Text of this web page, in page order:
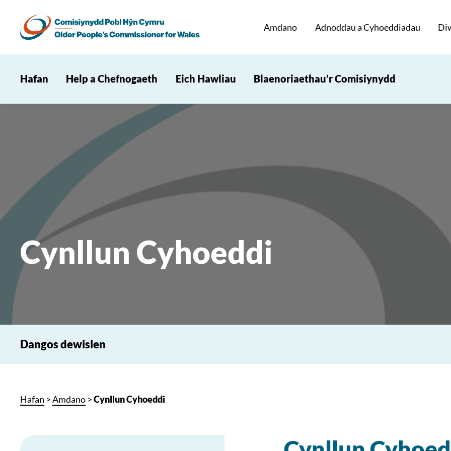
Amdano Adnoddau a Cyhoeddiadau
Hafan Help a Chefnogaeth Eich Hawliau Blaenoriaethau’r Comisiynydd
Cynllun Cyhoeddi
Dangos dewislen
Hafan >Amdano >Cynllun Cyhoeddi